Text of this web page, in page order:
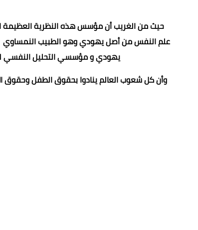
حيث من الغريب أن مؤسس هذه النظرية
علم النفس من أصل يهودي وهو الطبيب النمساوي
يهودي و مؤسسي التحليل النفسي
وأن كل شعوب العالم ينادوا بحقوق الطفل وحقوق